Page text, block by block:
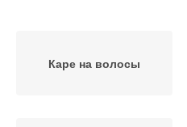
Каре на волосы